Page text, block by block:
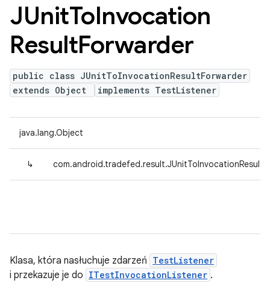
JUnitToInvocation
ResultForwarder
public class JUnitToInvocationResultForwarder
extends Object
implements TestListener
java.lang.Object
↳
Klasa, która nasłuchuje zdarzeń TestListener
i przekazuje je do ITestInvocationListener .